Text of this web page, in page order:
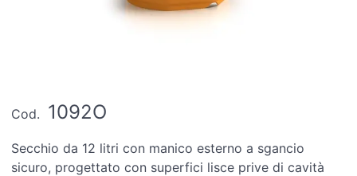
Cod. 1092O
Secchio da 12 litri con manico esterno a sgancio
sicuro, progettato con superfici lisce prive di cavità